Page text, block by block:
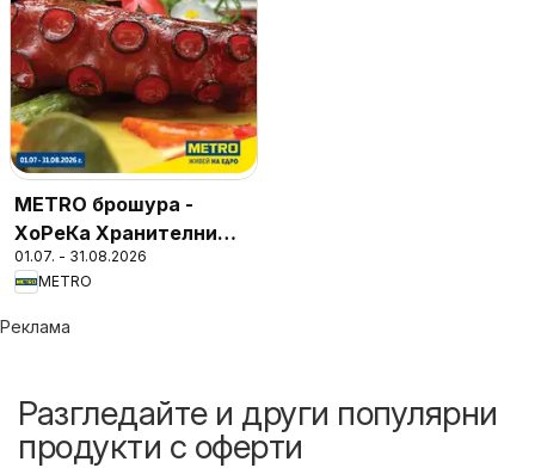
METRO брошура -
ХоРеКа Хранителни
стоки
01.07. - 31.08.2026
METRO
Реклама
Разгледайте и други популярни
продукти с оферти